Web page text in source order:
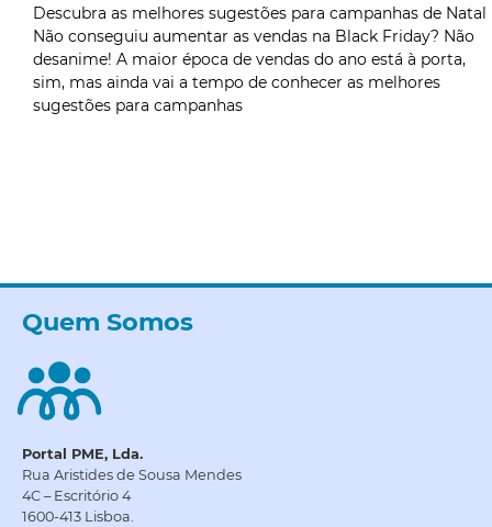
Descubra as melhores sugestões para campanhas de Natal
Não conseguiu aumentar as vendas na Black Friday? Não
desanime! A maior época de vendas do ano está à porta,
sim, mas ainda vai a tempo de conhecer as melhores
sugestões para campanhas
Quem Somos
Portal PME, Lda.
Rua Aristides de Sousa Mendes
4C – Escritório 4
1600-413 Lisboa.